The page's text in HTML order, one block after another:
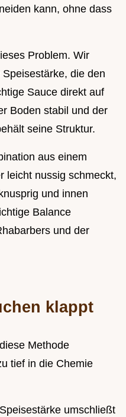
kann, ohne dass
Problem. Wir
die den
Sauce direkt auf
Boden stabil und der
seine Struktur.
aus einem
leicht nussig schmeckt,
und innen
Balance
und der
klappt
Methode
tief in die Chemie
umschließt